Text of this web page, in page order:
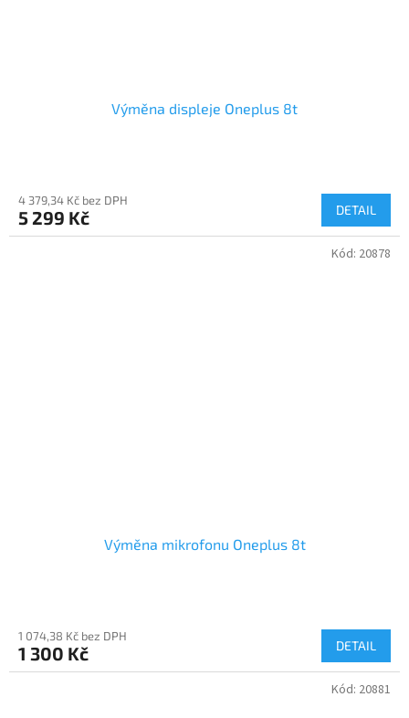
Výměna displeje Oneplus 8t
4 379,34 Kč bez DPH
5 299 Kč DETAIL
Výměna mikrofonu Oneplus 8t
1 074,38 Kč bez DPH
1 300 Kč DETAIL
Kód: 20878
Kód: 20881